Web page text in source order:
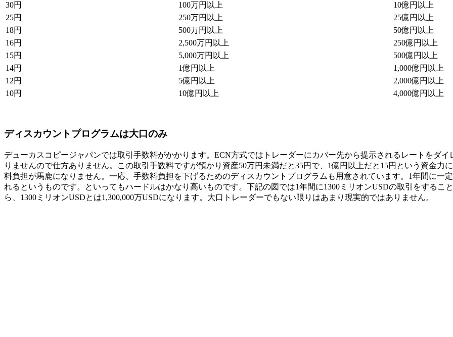
30円
100万円以上
10億円以上
25円
250万円以上
25億円以上
18円
500万円以上
50億円以上
16円
2,500万円以上
250億円以上
15円
5,000万円以上
500億円以上
14円
1億円以上
1,000億円以上
12円
5億円以上
2,000億円以上
10円
10億円以上 4,000億円以上
ディスカウントプログラムは大口のみ
デューカスコピージャパンでは取引手数料がかかります。ECN方式ではトレーダーにカバー先から提示されるレートをダ
りませんので仕方ありません。この取引手数料ですが預かり資産50万円未満だと35円で、1億円以上だと15円という資金
料負担が馬鹿になりません。一応、手数料負担を下げるためのディスカウントプログラムも用意されています。1年間に一
れるというものです。といってもハードルはかなり高いものです。下記の図では1年間に1300ミリオンUSDの取引をするこ
ら、1300ミリオンUSDとは1,300,000万USDになります。大口トレーダーでもない限りはあまり現実的ではありません。